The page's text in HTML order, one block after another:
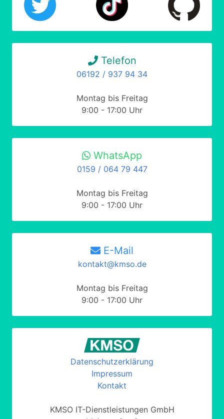
Telefon
06192 / 937 94 34
Montag bis Freitag
9:00 - 17:00 Uhr
WhatsApp
0159 / 064 79 447
Montag bis Freitag
9:00 - 17:00 Uhr
E-Mail
kontakt@kmso.de
Montag bis Freitag
9:00 - 17:00 Uhr
Datenschutzerklärung
Impressum
Kontakt
KMSO IT-Dienstleistungen GmbH